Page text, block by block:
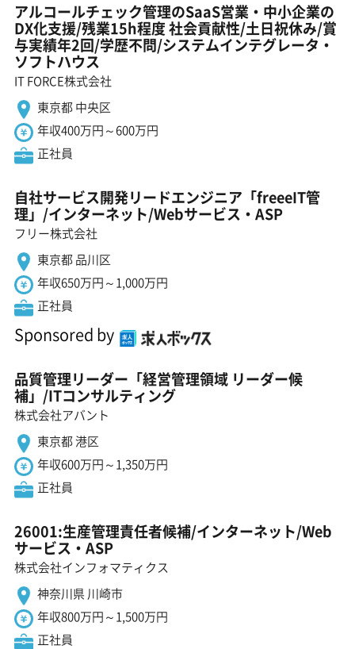
アルコールチェック管理のSaaS営業・中小企業の
DX化支援/残業15h程度 社会貢献性/土日祝休み/賞
与実績年2回/学歴不問/システムインテグレータ・
ソフトハウス
IT FORCE株式会社
東京都 中央区
年収400万円～600万円
正社員
自社サービス開発リードエンジニア「freeeIT管
理」/インターネット/Webサービス・ASP
フリー株式会社
東京都 品川区
年収650万円～1,000万円
正社員
Sponsored by
品質管理リーダー「経営管理領域 リーダー候
補」/ITコンサルティング
株式会社アバント
東京都 港区
年収600万円～1,350万円
正社員
26001:生産管理責任者候補/インターネット/Web
サービス・ASP
株式会社インフォマティクス
神奈川県 川崎市
年収800万円～1,500万円
正社員